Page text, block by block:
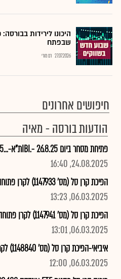
היכונו לירידות
שבפתח
27.07.2026 רם מורי
חיפושים אחרונים
הודעות בורסה - מאיה
פתיחת מסחר ביום 26.8.25 -.IBIת"א-...35
24.08.2025, 16:40
הפיכת קרן סל (מס' 1147933) לקרן פתוחה ביום 8.4.25
06.03.2025, 13:23
הפיכת קרן סל (מס' 1147941) לקרן פתוחה ביום 8.4.25
06.03.2025, 13:01
איביאי-הפיכת קרן סל (מס' 1148840) לקרן פתוחה ביום 8.4.25
06.03.2025, 12:00